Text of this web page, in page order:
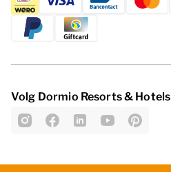
Volg Dormio Resorts & Hotels